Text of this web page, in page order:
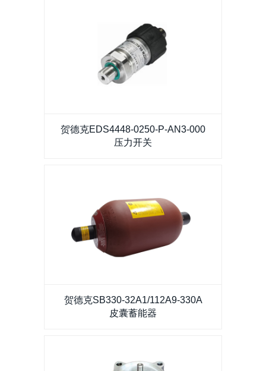
贺德克EDS4448-0250-P-AN3-000
压力开关
贺德克SB330-32A1/112A9-330A
皮囊蓄能器